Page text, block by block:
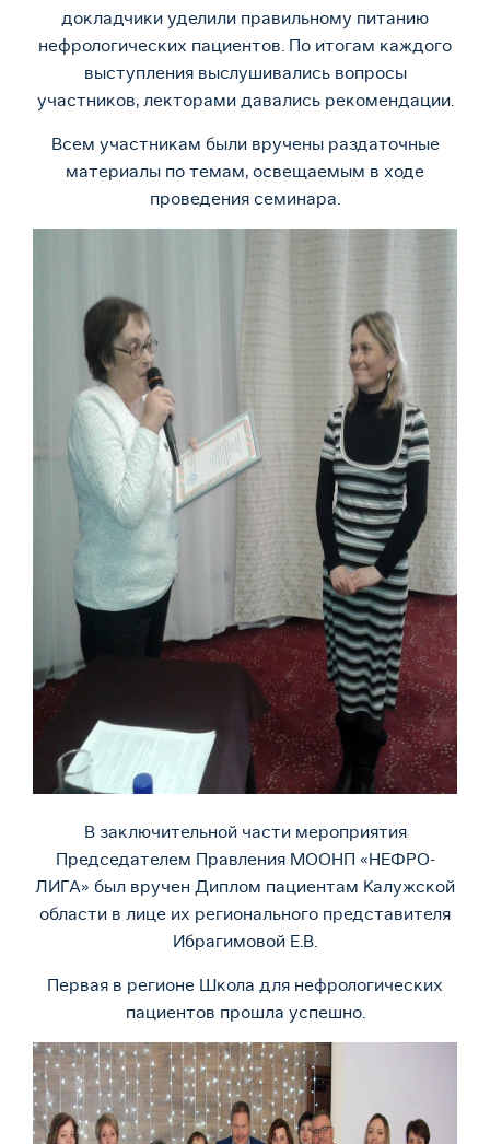
докладчики уделили правильному питанию
нефрологических пациентов. По итогам каждого
выступления выслушивались вопросы
участников, лекторами давались рекомендации.
Всем участникам были вручены раздаточные
материалы по темам, освещаемым в ходе
проведения семинара.
В заключительной части мероприятия
Председателем Правления МООНП «НЕФРО-
ЛИГА» был вручен Диплом пациентам Калужской
области в лице их регионального представителя
Ибрагимовой Е.В.
Первая в регионе Школа для нефрологических
пациентов прошла успешно.